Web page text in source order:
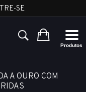
SE
A OURO COM